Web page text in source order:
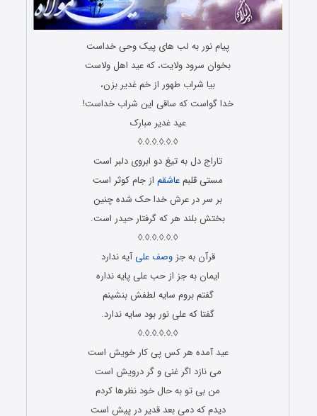
پیام نور به لب هاى پیک وحى خداست
بخوان سرود ولایت، كه عید اهل ولاست‏
بیا شراب طهور از خم غدیر بزن،
خدا گواست كه ساقى این شراب خداست!
عید غدیر مبارک
◊.◊.◊.◊.◊.◊
تاراج دل به تیغ دو ابروی دلبر است
مستی قلبمعاشقم از جام کوثر است
بر سر در عرش خدا حک شده چنین
بختش بلند هر که گرفتار حیدر است.
◊.◊.◊.◊.◊.◊
قرآن به جزوصف علیآیه ندارد
ایمان به جز از حب علی پایه نداره
گفتم بروم سایه لطفش بنشینم
گفتا که علی نور بود سایه ندارد.
◊.◊.◊.◊.◊.◊
عید آمده هر کس پی کار خویش است‌
می نازد اگر غنی و گر درویش است‌
من بی تو به حال خود نظرها کردم‌
دیدم که دمی بعد قدیر در پیش است‌